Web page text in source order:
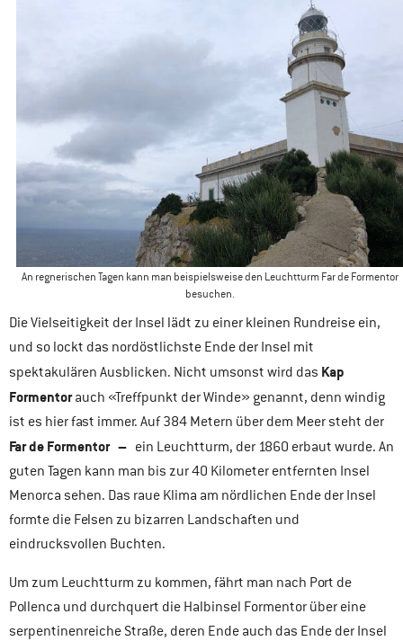
An regnerischen Tagen kann man beispielsweise den Leuchtturm Far de Formentor
besuchen.
Die Vielseitigkeit der Insel lädt zu einer kleinen Rundreise ein,
und so lockt das nordöstlichste Ende der Insel mit
spektakulären Ausblicken. Nicht umsonst wird das Kap
Formentorauch «Treffpunkt der Winde» genannt, denn windig
ist es hier fast immer. Auf 384 Metern über dem Meer steht der
Far de Formentor – ein Leuchtturm, der 1860 erbaut wurde. An
guten Tagen kann man bis zur 40 Kilometer entfernten Insel
Menorca sehen. Das raue Klima am nördlichen Ende der Insel
formte die Felsen zu bizarren Landschaften und
eindrucksvollen Buchten.
Um zum Leuchtturm zu kommen, fährt man nach Port de
Pollenca und durchquert die Halbinsel Formentor über eine
serpentinenreiche Straße, deren Ende auch das Ende der Insel